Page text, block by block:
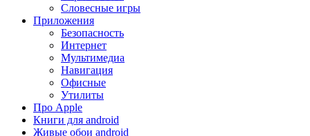
Словесные игры
Приложения
Безопасность
Интернет
Мультимедиа
Навигация
Офисные
Утилиты
Про Apple
Книги для android
Живые обои android